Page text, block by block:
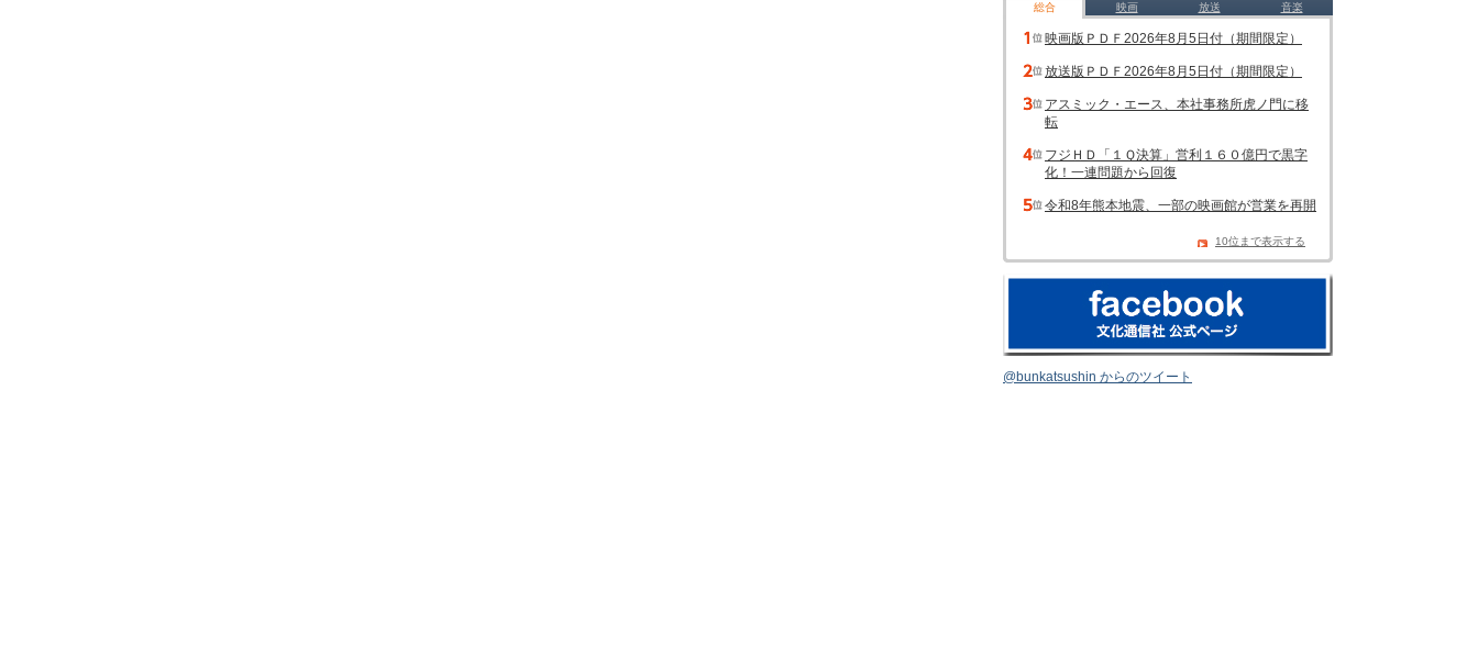
総合 映画 放送 音楽
映画版ＰＤＦ2026年8月5日付（期間限定）
放送版ＰＤＦ2026年8月5日付（期間限定）
アスミック・エース、本社事務所虎ノ門に移
転
フジＨＤ「１Ｑ決算」営利１６０億円で黒字
化！一連問題から回復
令和8年熊本地震、一部の映画館が営業を再開
10位まで表示する
@bunkatsushin からのツイート